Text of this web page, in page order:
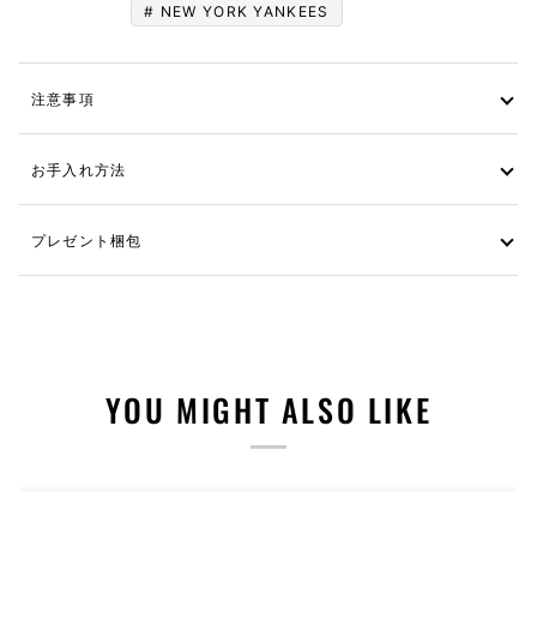
NEW YORK YANKEES
注意事項
お手入れ方法
プレゼント梱包
YOU MIGHT ALSO LIKE